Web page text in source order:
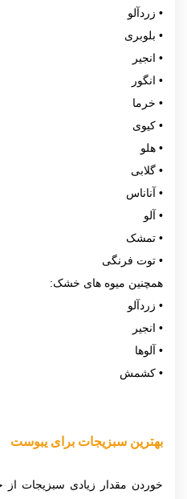
• زردآلو
• بلوبری
• انجیر
• انگور
• خرما
• کیوی
• هلو
• گلابی
• آناناس
• آلو
• تمشک
• توت فرنگی
همچنین میوه های خشک:
• زردآلو
• انجیر
• آلوها
• کشمش
بهترین سبزیجات برای یبوست
خوردن مقدار زیادی سبزیجات